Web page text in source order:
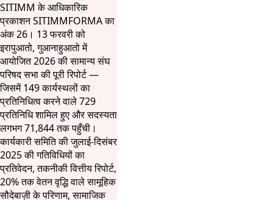
SITIMM के आधिकारिक
प्रकाशन SITIMMFORMA का
अंक 26। 13 फरवरी को
इरापुआतो, गुआनाहुआतो में
आयोजित 2026 की सामान्य संघ
परिषद सभा की पूरी रिपोर्ट —
जिसमें 149 कार्यस्थलों का
प्रतिनिधित्व करने वाले 729
प्रतिनिधि शामिल हुए और सदस्यता
लगभग 71,844 तक पहुँची।
कार्यकारी समिति की जुलाई-दिसंबर
2025 की गतिविधियों का
प्रतिवेदन, तकनीकी वित्तीय रिपोर्ट,
20% तक वेतन वृद्धि वाले सामूहिक
सौदेबाज़ी के परिणाम, सामाजिक